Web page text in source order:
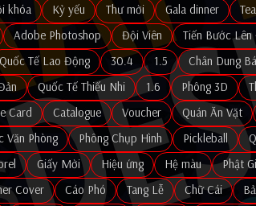
khóa Kỷ yếu Thư mời Gala dinner
Adobe Photoshop Đội Viên Tiến Bước Lên
Quốc Tế Lao Động 30.4 1.5 Chân Dung
Quốc Tế Thiếu Nhi 1.6 Phông 3D
Card Catalogue Voucher Quán Ăn Vặt
Văn Phòng Phông Chụp Hình Pickleball
Giấy Mời Hiệu ứng Hệ màu Phật
Cover Cáo Phó Tang Lễ Chữ Cái